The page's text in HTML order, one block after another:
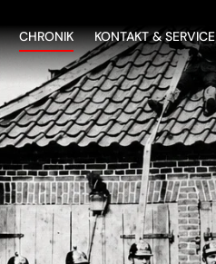
CHRONIK KONTAKT & SERVICE